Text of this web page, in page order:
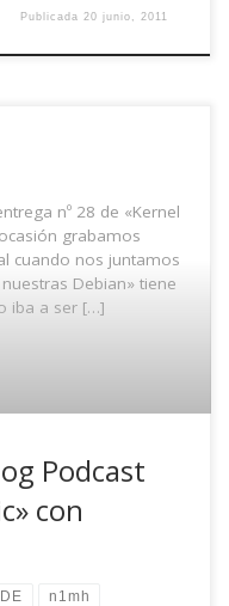
Publicada20 junio, 2011
nº 28 de «Kernel
grabamos
cuando nos juntamos
Debian» tiene
iba a ser […]
Podcast
con
n1mh